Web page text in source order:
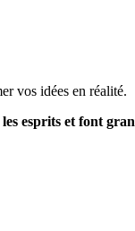
vos idées en réalité.
esprits et font